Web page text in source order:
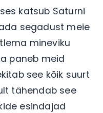
katsub Saturni
segadust meie
mineviku
paneb meid
see kõik suurt
tähendab see
esindajad